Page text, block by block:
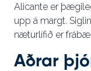
Alicante er
upp á margt.
næturlífið er
Aðrar